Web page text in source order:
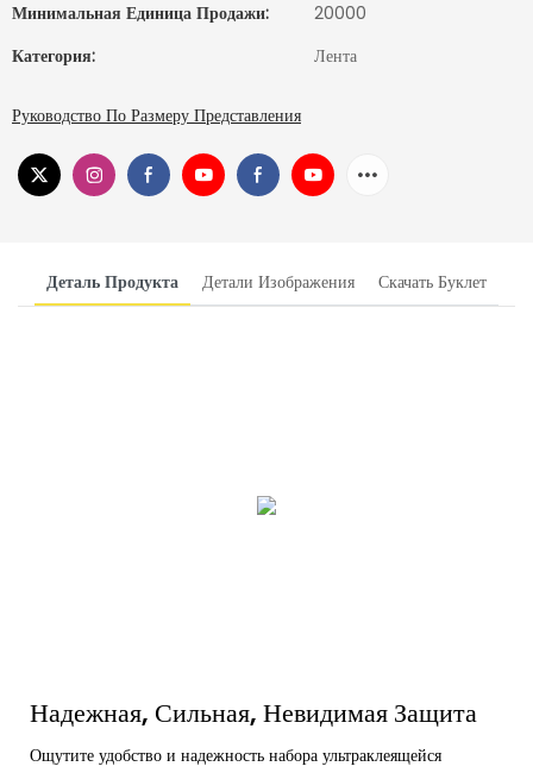
Минимальная Единица Продажи:
20000
Категория:
Лента
Руководство По Размеру Представления
Деталь Продукта Детали Изображения Скачать Буклет
Надежная, Сильная, Невидимая Защита
Ощутите удобство и надежность набора ультраклеящейся